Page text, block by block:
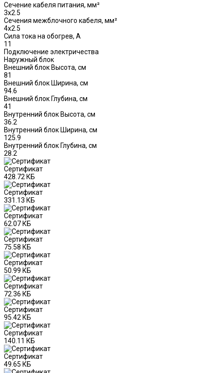
Сечение кабеля питания, мм²
3x2.5
Сечения межблочного кабеля, мм²
4x2.5
Сила тока на обогрев, А
11
Подключение электричества
Наружный блок
Внешний блок Высота, см
81
Внешний блок Ширина, см
94.6
Внешний блок Глубина, см
41
Внутренний блок Высота, см
36.2
Внутренний блок Ширина, см
125.9
Внутренний блок Глубина, см
28.2
Сертификат
428.72 КБ
Сертификат
331.13 КБ
Сертификат
62.07 КБ
Сертификат
75.58 КБ
Сертификат
50.99 КБ
Сертификат
72.36 КБ
Сертификат
95.42 КБ
Сертификат
140.11 КБ
Сертификат
49.65 КБ